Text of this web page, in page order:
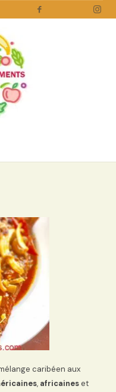
caribéen aux
, africaineset